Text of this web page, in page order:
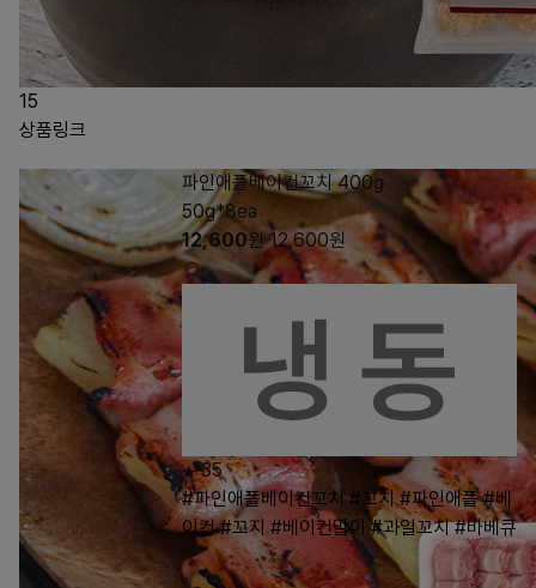
15
상품링크
파인애플베이컨꼬치 400g
50g*8ea
12,600원 12,600원
35
#파인애플베이컨꼬치 #꼬치 #파인애플 #베
이컨 #꼬지 #베이컨말이 #과일꼬치 #바베큐